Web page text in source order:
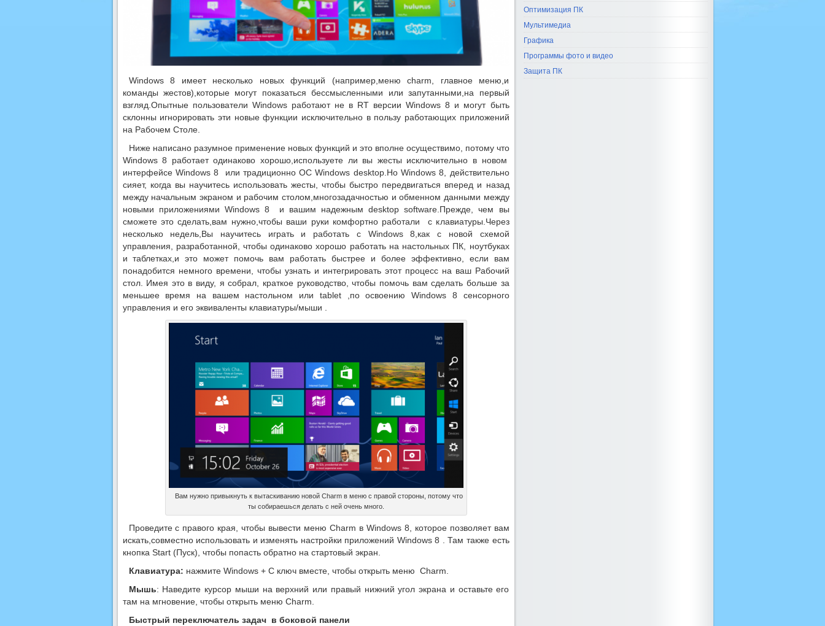
Windows 8 имеет несколько новых функций (например,меню charm, главное меню,и
команды жестов),которые могут показаться бессмысленными или запутанными,на первый
взгляд.Опытные пользователи Windows работают не в RT версии Windows 8 и могут быть
склонны игнорировать эти новые функции исключительно в пользу работающих приложений
на Рабочем Столе.
Ниже написано разумное применение новых функций и это вполне осуществимо, потому что
Windows 8 работает одинаково хорошо,используете ли вы жесты исключительно в новом
интерфейсе Windows 8 или традиционно ОС Windows desktop.Но Windows 8, действительно
сияет, когда вы научитесь использовать жесты, чтобы быстро передвигаться вперед и назад
между начальным экраном и рабочим столом,многозадачностью и обменном данными между
новыми приложениями Windows 8 и вашим надежным desktop software.Прежде, чем вы
сможете это сделать,вам нужно,чтобы ваши руки комфортно работали с клавиатуры.Через
несколько недель,Вы научитесь играть и работать с Windows 8,как с новой схемой
управления, разработанной, чтобы одинаково хорошо работать на настольных ПК, ноутбуках
и таблетках,и это может помочь вам работать быстрее и более эффективно, если вам
понадобится немного времени, чтобы узнать и интегрировать этот процесс на ваш Рабочий
стол. Имея это в виду, я собрал, краткое руководство, чтобы помочь вам сделать больше за
меньшее время на вашем настольном или tablet ,по освоению Windows 8 сенсорного
управления и его эквиваленты клавиатуры/мыши .
Вам нужно привыкнуть к вытаскиванию новой Charm в меню с правой стороны, потому что
ты собираешься делать с ней очень много.
Проведите с правого края, чтобы вывести меню Charm в Windows 8, которое позволяет вам
искать,совместно использовать и изменять настройки приложений Windows 8 . Там также есть
кнопка Start (Пуск), чтобы попасть обратно на стартовый экран.
Клавиатура: нажмите Windows + C ключ вместе, чтобы открыть меню Charm.
Мышь: Наведите курсор мыши на верхний или правый нижний угол экрана и оставьте его
там на мгновение, чтобы открыть меню Charm.
Быстрый переключатель задач в боковой панели
Оптимизация ПК
Мультимедиа
Графика
Программы фото и видео
Защита ПК